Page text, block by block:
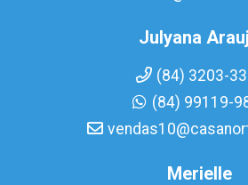
Julyana
(84) 3203-
(84) 99119-
Merielle